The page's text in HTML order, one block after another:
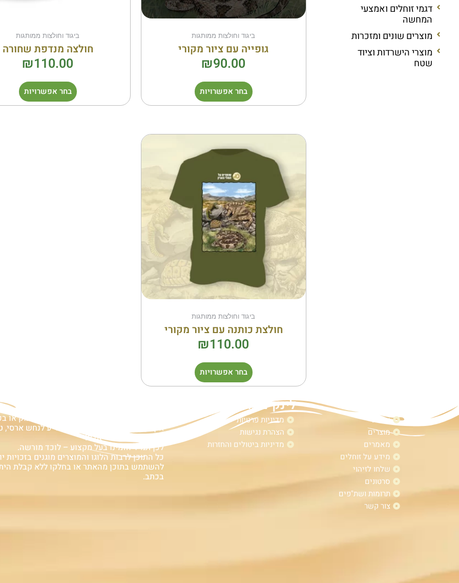
דגמי זוחלים ואמצעי
המחשה
מוצרים שונים ומזכרות
מוצרי הישרדות וציוד
שטח
ביגוד וחולצות ממותגות
גופייה עם ציור מקורי
₪90.00
בחר אפשרויות
ביגוד וחולצות ממותגות
חולצה מנדפת שחורה
₪110.00
בחר אפשרויות
ביגוד וחולצות ממותגות
חולצת כותנה עם ציור מקורי
₪110.00
בחר אפשרויות
מספר
לבחור
האפשרויות
בעמוד
המוצר
מפת אתר
אודות
מוצרים
מאמרים
מידע על זוחלים
שלחו לזיהוי
סרטונים
תרומות ושת"פים
צור קשר
לינקים נוספים
מדיניות פרטיות
הצהרת נגישות
מדיניות ביטולים והחזרות
במוצרים ובמידע המובא באתר, בדף פיסבוק או
אין המלצה לגעת, להתעסק, להפריע לנחש ארסי,
עלולה לעלות בחיי אדם!
לכן תמיד הזמינו בעל מקצוע – לוכד מורשה.
כל התוכן לרבות הלוגו והמוצרים מוגנים בזכויות
להשתמש בתוכן מהאתר או בחלקו ללא קבלת
בכתב.